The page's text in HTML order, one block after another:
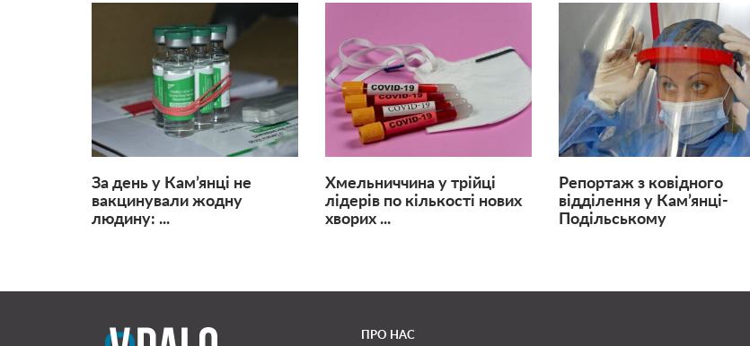
За день у Кам’янці не
вакцинували жодну
людину: ...
Хмельниччина у трійці
лідерів по кількості нових
хворих ...
Репортаж з ковідного
відділення у Кам’янці-
Подільському
ПРО НАС